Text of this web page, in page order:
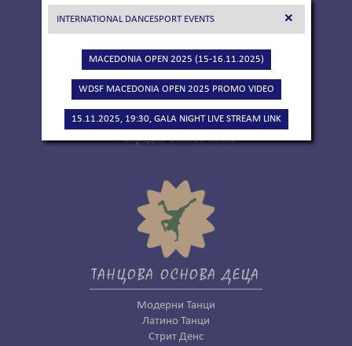
ТАНЦОВА ОСНОВА САЛСА
Почетна Програма Салса
Друштвена Основа Салса
Напредна Основа Салса
ТАНЦОВА ОСНОВА ДЕЦА
Модерни Танци
Латино Танци
Стрит Денс
INTERNATIONAL DANCESPORT EVENTS
MACEDONIA OPEN 2025 (15-16.11.2025)
WDSF MACEDONIA OPEN 2025 PROMO VIDEO
15.11.2025, 19:30, GALA NIGHT LIVE STREAM LINK